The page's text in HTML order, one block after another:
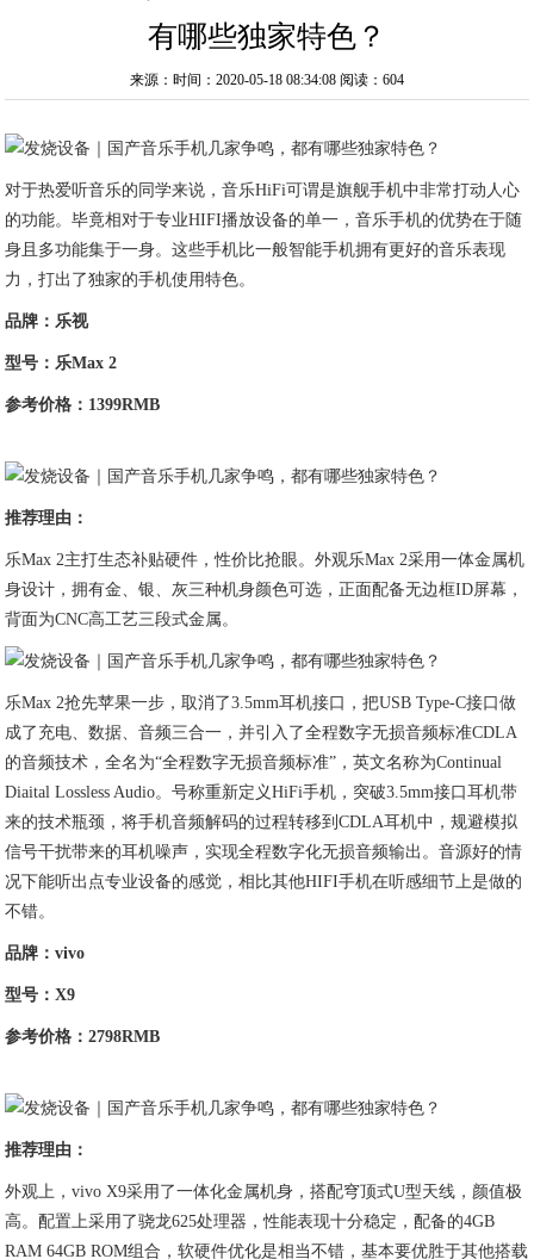
有哪些独家特色？
来源：时间：2020-05-18 08:34:08 阅读：604
对于热爱听音乐的同学来说，音乐HiFi可谓是旗舰手机中非常打动人心
的功能。毕竟相对于专业HIFI播放设备的单一，音乐手机的优势在于随
身且多功能集于一身。这些手机比一般智能手机拥有更好的音乐表现
力，打出了独家的手机使用特色。
品牌：乐视
型号：乐Max 2
参考价格：1399RMB
推荐理由：
乐Max 2主打生态补贴硬件，性价比抢眼。外观乐Max 2采用一体金属机
身设计，拥有金、银、灰三种机身颜色可选，正面配备无边框ID屏幕，
背面为CNC高工艺三段式金属。
乐Max 2抢先苹果一步，取消了3.5mm耳机接口，把USB Type-C接口做
成了充电、数据、音频三合一，并引入了全程数字无损音频标准CDLA
的音频技术，全名为“全程数字无损音频标准”，英文名称为Continual
Diaital Lossless Audio。号称重新定义HiFi手机，突破3.5mm接口耳机带
来的技术瓶颈，将手机音频解码的过程转移到CDLA耳机中，规避模拟
信号干扰带来的耳机噪声，实现全程数字化无损音频输出。音源好的情
况下能听出点专业设备的感觉，相比其他HIFI手机在听感细节上是做的
不错。
品牌：vivo
型号：X9
参考价格：2798RMB
推荐理由：
外观上，vivo X9采用了一体化金属机身，搭配穹顶式U型天线，颜值极
高。配置上采用了骁龙625处理器，性能表现十分稳定，配备的4GB
RAM 64GB ROM组合，软硬件优化是相当不错，基本要优胜于其他搭载